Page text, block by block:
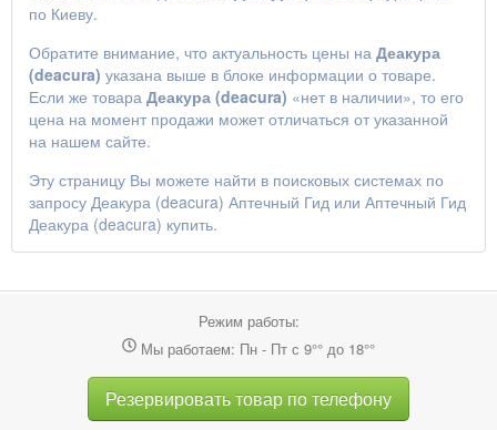
по Киеву.
Обратите внимание, что актуальность цены на Деакура
(deacura) указана выше в блоке информации о товаре.
Если же товара Деакура (deacura) «нет в наличии», то его
цена на момент продажи может отличаться от указанной
на нашем сайте.
Эту страницу Вы можете найти в поисковых системах по
запросу Деакура (deacura) Аптечный Гид или Аптечный Гид
Деакура (deacura) купить.
Режим работы:
Мы работаем: Пн - Пт с 9°° до 18°°
Резервировать товар по телефону